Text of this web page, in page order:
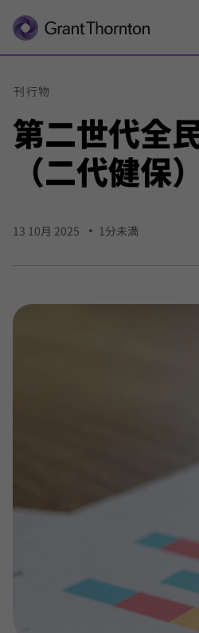
第二世代全
（二代健保）
刊行物
13 10月 2025 1分未満